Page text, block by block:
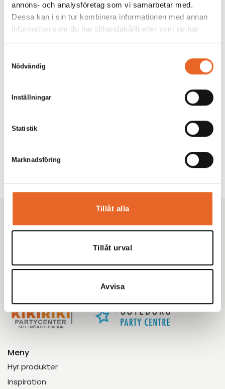
annons- och analysföretag som vi samarbetar med.
Dessa kan i sin tur kombinera informationen med annan
information som du har tillhandahållit eller som de har
samlat in när du har använt deras tjänster.
Nödvändig
Inställningar
Statistik
Marknadsföring
Tillåt alla
Tillåt urval
Avvisa
Kikiriki Partycenter
med omnejd med uthyrning av tält, möbler och porslin
till fester, bröllop och företagsevent. Tryggt. Proffsigt.
Enkelt.
Meny
Hyr produkter
Inspiration